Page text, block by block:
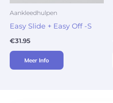
Aankleedhulpen
Easy Slide + Easy Off -S
€31.95
Meer Info